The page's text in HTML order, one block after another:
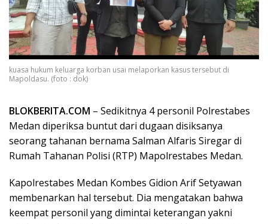
kuasa hukum keluarga korban usai melaporkan kasus tersebut di
Mapoldasu. (foto : dok)
BLOKBERITA.COM – Sedikitnya 4 personil Polrestabes
Medan diperiksa buntut dari dugaan disiksanya
seorang tahanan bernama Salman Alfaris Siregar di
Rumah Tahanan Polisi (RTP) Mapolrestabes Medan.
Kapolrestabes Medan Kombes Gidion Arif Setyawan
membenarkan hal tersebut. Dia mengatakan bahwa
keempat personil yang dimintai keterangan yakni